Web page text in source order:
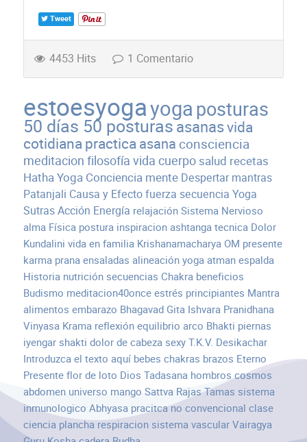
Tweet
4453 Hits 1 Comentario
estoesyogayogaposturas
50 días 50 posturasasanasvida
cotidianapracticaasana consciencia
meditacion filosofía vida cuerpo salud recetas
Hatha Yoga Conciencia mente Despertar mantras
Patanjali Causa y Efectofuerza secuencia Yoga
SutrasAcción Energía relajaciónSistema Nervioso
alma Física postura inspiracionashtangatecnica Dolor
Kundalini vida en familia Krishanamacharya OM presente
karma pranaensaladas alineaciónyoga atmanespalda
Historia nutriciónsecuencias Chakra beneficios
Budismo meditacion40onceestrés principiantes Mantra
alimentos embarazo Bhagavad Gita Ishvara Pranidhana
Vinyasa Krama reflexiónequilibrio arco Bhakti piernas
iyengarshakti dolor de cabezasexyT.K.V. Desikachar
Introduzca el texto aquí bebes chakras brazos Eterno
Presenteflor de loto Dios Tadasana hombros cosmos
abdomen universo mango Sattva Rajas Tamas sistema
inmunologico Abhyasa pracitcano convencional clase
ciencia plancharespiracion sistema vascularVairagya